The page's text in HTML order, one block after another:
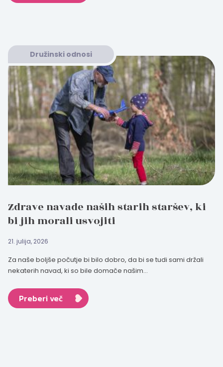
Družinski odnosi
Zdrave navade naših starih staršev, ki
bi jih morali usvojiti
21. julija, 2026
Za naše boljše počutje bi bilo dobro, da bi se tudi sami držali
nekaterih navad, ki so bile domače našim...
Preberi več